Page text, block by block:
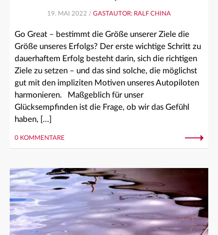
19. MAI 2022 / GASTAUTOR: RALF CHINA
Go Great – bestimmt die Größe unserer Ziele die
Größe unseres Erfolgs? Der erste wichtige Schritt zu
dauerhaftem Erfolg besteht darin, sich die richtigen
Ziele zu setzen – und das sind solche, die möglichst
gut mit den impliziten Motiven unseres Autopiloten
harmonieren. Maßgeblich für unser
Glücksempfinden ist die Frage, ob wir das Gefühl
haben, […]
0 KOMMENTARE